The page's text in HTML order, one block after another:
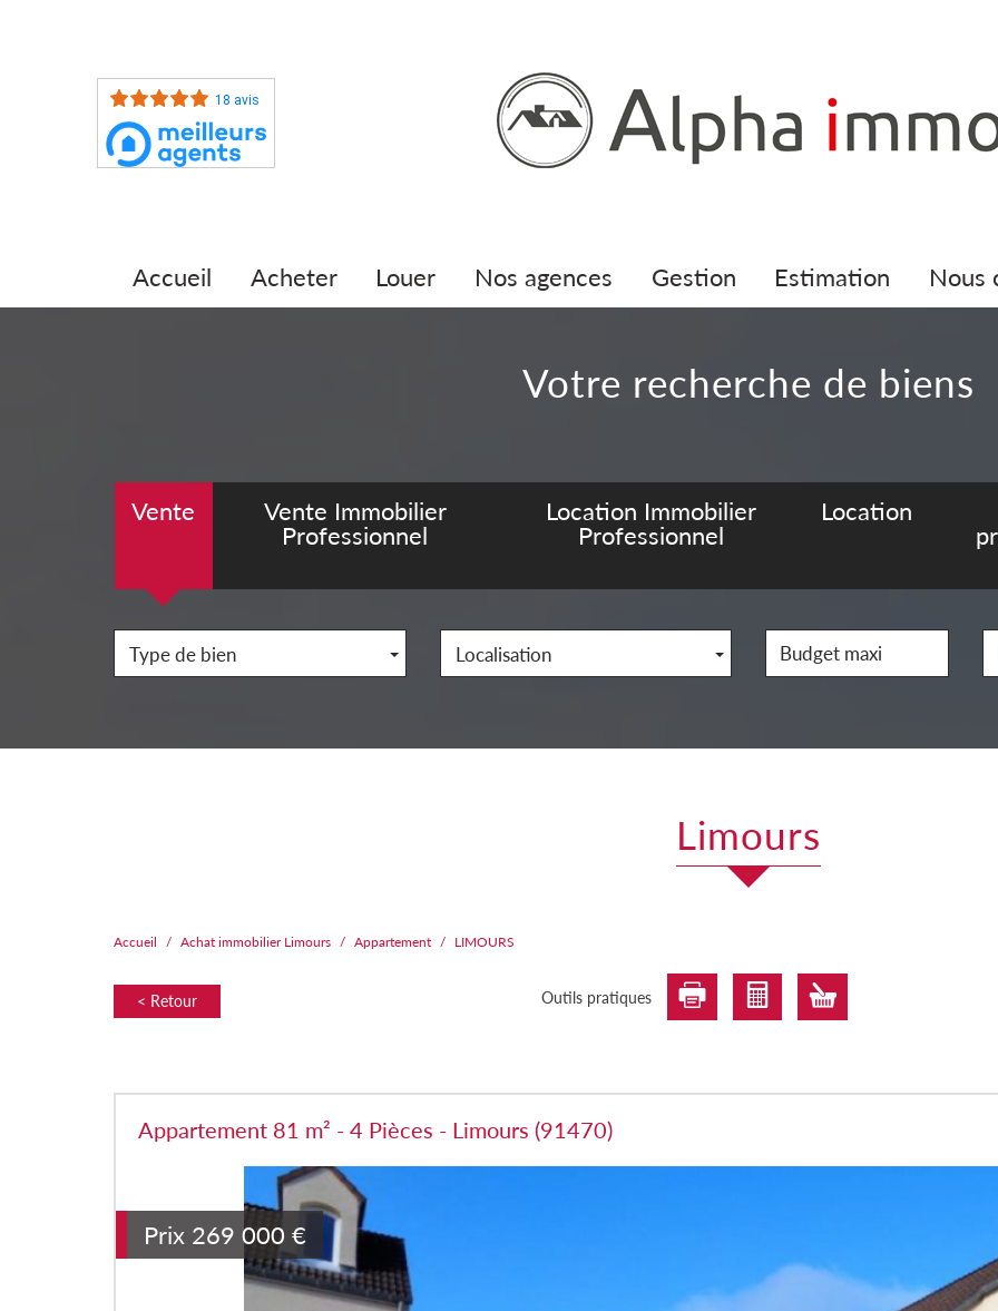
18 avis
accueil acheter louer nos agences gestion estimation
votre recherche de biens
Vente
Vente Immobilier
Professionnel
Location Immobilier
Professionnel
Location
Type de bien Localisation
limours
Accueil Achat immobilier Limours Appartement LIMOURS
< Retour Outils pratiques
Appartement 81 m² - 4 Pièces - Limours (91470)
Prix 269 000 €